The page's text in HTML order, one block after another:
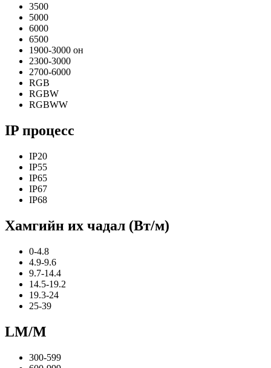
3500
5000
6000
6500
1900-3000 он
2300-3000
2700-6000
RGB
RGBW
RGBWW
IP процесс
IP20
IP55
IP65
IP67
IP68
Хамгийн их чадал (Вт/м)
0-4.8
4.9-9.6
9.7-14.4
14.5-19.2
19.3-24
25-39
LM/M
300-599